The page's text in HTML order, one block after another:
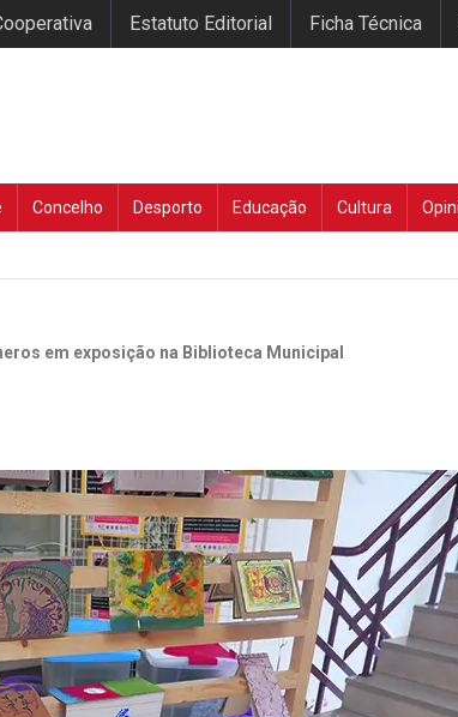
Estatuto Editorial Ficha Técnica
Concelho Desporto Educação Cultura
em exposição na Biblioteca Municipal